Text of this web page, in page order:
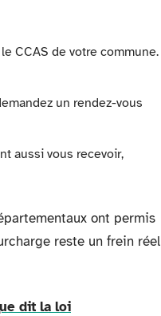
CCAS de votre commune.
un rendez-vous
aussi vous recevoir,
ont permis
reste un frein réel
dit la loi